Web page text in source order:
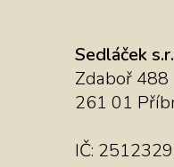
Sedláček
Zdaboř 488
261 01
IČ: